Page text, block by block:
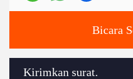
Bicara
Kirimkan surat.